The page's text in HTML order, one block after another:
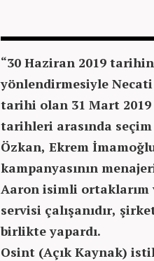
“30 Haziran 2019
yönlendirmesiyle
tarihi olan 31 Mart
tarihleri arasında seçim
Özkan, Ekrem
kampanyasının
Aaron isimli ortaklarım
servisi çalışanıdır,
birlikte yapardı.
Osint (Açık Kaynak)